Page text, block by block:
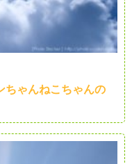
ゃんねこちゃんの